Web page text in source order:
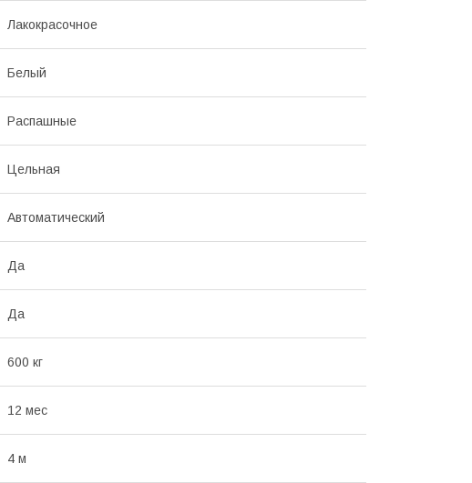
Лакокрасочное
Белый
Распашные
Цельная
Автоматический
Да
Да
600 кг
12 мес
4 м